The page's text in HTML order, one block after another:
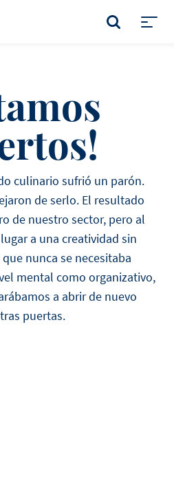
BUSCAR
culinario sufrió un parón.
de serlo. El resultado
de nuestro sector, pero al
a una creatividad sin
nunca se necesitaba
mental como organizativo,
a abrir de nuevo
puertas.